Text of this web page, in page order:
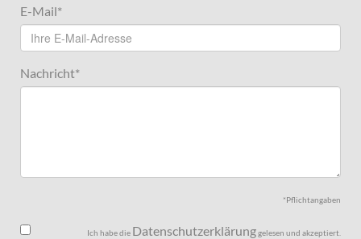
E-Mail*
Nachricht*
*Pflichtangaben
Ich habe die Datenschutzerklärunggelesen und akzeptiert.